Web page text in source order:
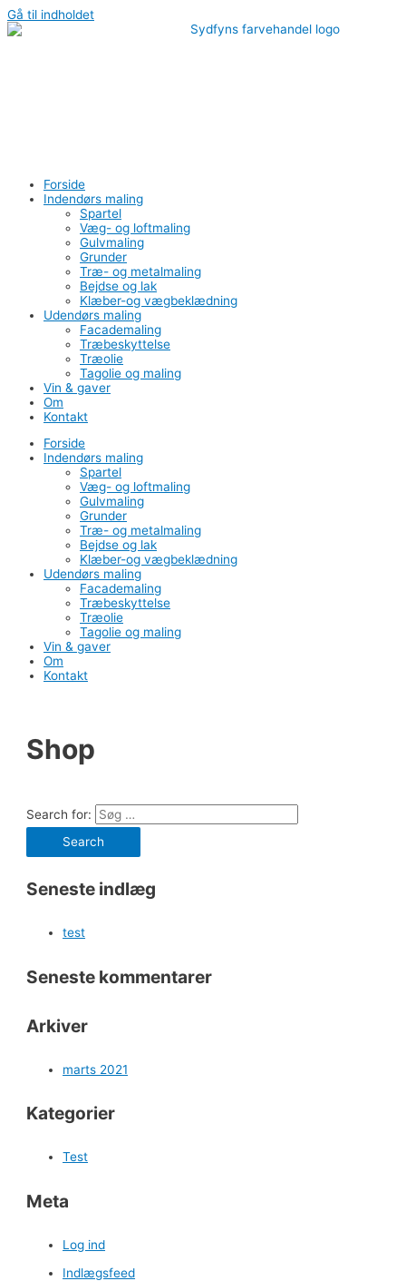
Gå til indholdet
Forside
Indendørs maling
Spartel
Væg- og loftmaling
Gulvmaling
Grunder
Træ- og metalmaling
Bejdse og lak
Klæber-og vægbeklædning
Udendørs maling
Facademaling
Træbeskyttelse
Træolie
Tagolie og maling
Vin & gaver
Om
Kontakt
Forside
Indendørs maling
Spartel
Væg- og loftmaling
Gulvmaling
Grunder
Træ- og metalmaling
Bejdse og lak
Klæber-og vægbeklædning
Udendørs maling
Facademaling
Træbeskyttelse
Træolie
Tagolie og maling
Vin & gaver
Om
Kontakt
Shop
Search for:
Seneste indlæg
test
Seneste kommentarer
Arkiver
marts 2021
Kategorier
Test
Meta
Log ind
Indlægsfeed